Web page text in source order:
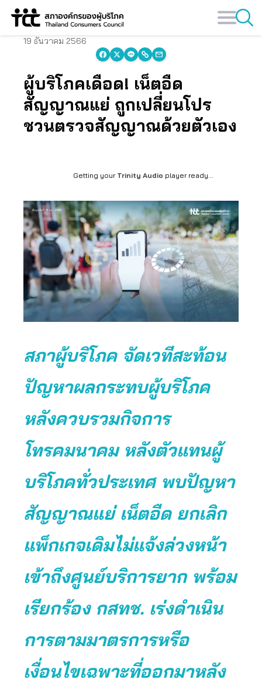
Skip
19 ธันวาคม 2566
ผู้บริโภคเดือด! เน็ตอืด
สัญญาณแย่ ถูกเปลี่ยนโปร
ชวนตรวจสัญญาณด้วยตัวเอง
Getting your Trinity Audio player ready...
สภาผู้บริโภค จัดเวทีสะท้อน
ปัญหาผลกระทบผู้บริโภค
หลังควบรวมกิจการ
โทรคมนาคม หลังตัวแทนผู้
บริโภคทั่วประเทศ พบปัญหา
สัญญาณแย่ เน็ตอืด ยกเลิก
แพ็กเกจเดิมไม่แจ้งล่วงหน้า
เข้าถึงศูนย์บริการยาก พร้อม
เรียกร้อง กสทช. เร่งดำเนิน
การตามมาตรการหรือ
เงื่อนไขเฉพาะที่ออกมาหลัง